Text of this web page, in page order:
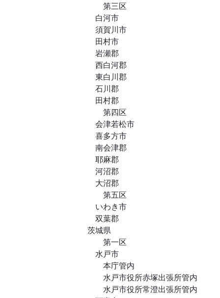
第三区
白河市
須賀川市
田村市
岩瀬郡
西白河郡
東白川郡
石川郡
田村郡
第四区
会津若松市
喜多方市
南会津郡
耶麻郡
河沼郡
大沼郡
第五区
いわき市
双葉郡
茨城県
第一区
水戸市
本庁管内
水戸市役所赤塚出張所管内
水戸市役所常澄出張所管内